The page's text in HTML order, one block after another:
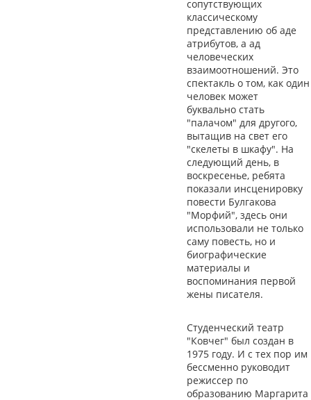
сопутствующих
классическому
представлению об аде
атрибутов, а ад
человеческих
взаимоотношений. Это
спектакль о том, как один
человек может
буквально стать
"палачом" для другого,
вытащив на свет его
"скелеты в шкафу". На
следующий день, в
воскресенье, ребята
показали инсценировку
повести Булгакова
"Морфий", здесь они
использовали не только
саму повесть, но и
биографические
материалы и
воспоминания первой
жены писателя.
Студенческий театр
"Ковчег" был создан в
1975 году. И с тех пор им
бессменно руководит
режиссер по
образованию Маргарита